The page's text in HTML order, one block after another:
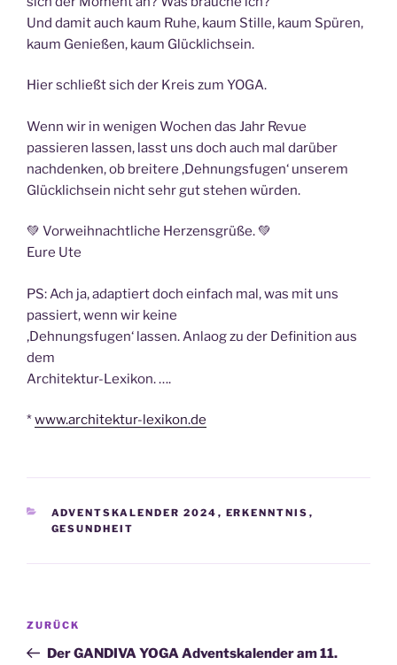
Und damit auch kaum Ruhe, kaum Stille, kaum Spüren,
kaum Genießen, kaum Glücklichsein.
Hier schließt sich der Kreis zum YOGA.
Wenn wir in wenigen Wochen das Jahr Revue
passieren lassen, lasst uns doch auch mal darüber
nachdenken, ob breitere ‚Dehnungsfugen‘ unserem
Glücklichsein nicht sehr gut stehen würden.
💚 Vorweihnachtliche Herzensgrüße. 💚
Eure Ute
PS: Ach ja, adaptiert doch einfach mal, was mit uns
passiert, wenn wir keine
‚Dehnungsfugen‘ lassen. Anlaog zu der Definition aus
dem
Architektur-Lexikon. ….
*www.architektur-lexikon.de
KATEGORIEN
ADVENTSKALENDER 2024 , ERKENNTNIS ,
GESUNDHEIT
Beitragsnavigation
Vorheriger
Beitrag
ZURÜCK
Der GANDIVA YOGA Adventskalender am 11.